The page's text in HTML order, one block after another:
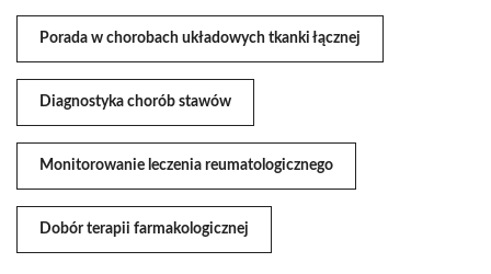
Porada w chorobach układowych tkanki łącznej
Diagnostyka chorób stawów
Monitorowanie leczenia reumatologicznego
Dobór terapii farmakologicznej